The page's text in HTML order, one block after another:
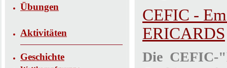
Übungen
Aktivitäten
Geschichte
CEFIC -
ERICARDS
Die CEFIC-